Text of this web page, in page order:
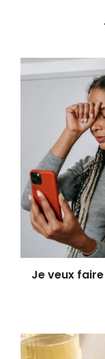
Je veux